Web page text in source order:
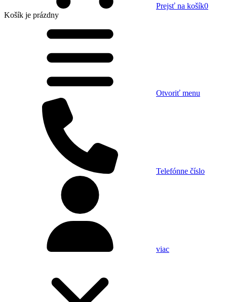
Prejsť na košík0
Košík je prázdny
Otvoriť menu
Telefónne číslo
viac